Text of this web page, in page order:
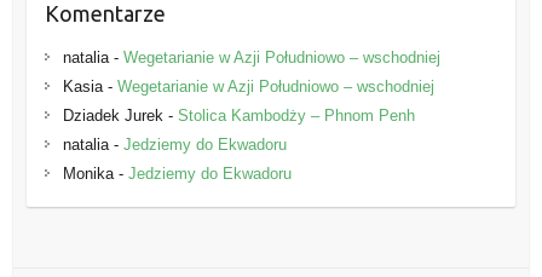
Komentarze
natalia- Wegetarianie w Azji Południowo – wschodniej
Kasia- Wegetarianie w Azji Południowo – wschodniej
Dziadek Jurek- Stolica Kambodży – Phnom Penh
natalia- Jedziemy do Ekwadoru
Monika- Jedziemy do Ekwadoru